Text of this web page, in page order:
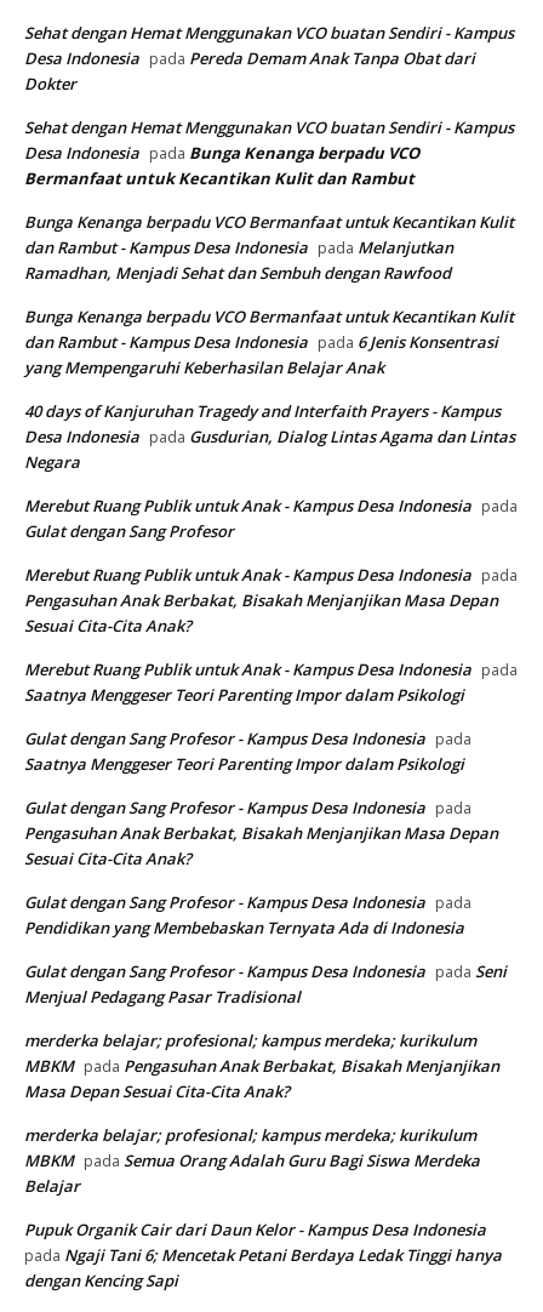
Sehat dengan Hemat Menggunakan VCO buatan Sendiri - Kampus
Desa Indonesia pada Pereda Demam Anak Tanpa Obat dari
Dokter
Sehat dengan Hemat Menggunakan VCO buatan Sendiri - Kampus
Desa Indonesia pada Bunga Kenanga berpadu VCO
Bermanfaat untuk Kecantikan Kulit dan Rambut
Bunga Kenanga berpadu VCO Bermanfaat untuk Kecantikan Kulit
dan Rambut - Kampus Desa Indonesia pada Melanjutkan
Ramadhan, Menjadi Sehat dan Sembuh dengan Rawfood
Bunga Kenanga berpadu VCO Bermanfaat untuk Kecantikan Kulit
dan Rambut - Kampus Desa Indonesia pada 6 Jenis Konsentrasi
yang Mempengaruhi Keberhasilan Belajar Anak
40 days of Kanjuruhan Tragedy and Interfaith Prayers - Kampus
Desa Indonesia pada Gusdurian, Dialog Lintas Agama dan Lintas
Negara
Merebut Ruang Publik untuk Anak - Kampus Desa Indonesia pada
Gulat dengan Sang Profesor
Merebut Ruang Publik untuk Anak - Kampus Desa Indonesia pada
Pengasuhan Anak Berbakat, Bisakah Menjanjikan Masa Depan
Sesuai Cita-Cita Anak?
Merebut Ruang Publik untuk Anak - Kampus Desa Indonesia pada
Saatnya Menggeser Teori Parenting Impor dalam Psikologi
Gulat dengan Sang Profesor - Kampus Desa Indonesia pada
Saatnya Menggeser Teori Parenting Impor dalam Psikologi
Gulat dengan Sang Profesor - Kampus Desa Indonesia pada
Pengasuhan Anak Berbakat, Bisakah Menjanjikan Masa Depan
Sesuai Cita-Cita Anak?
Gulat dengan Sang Profesor - Kampus Desa Indonesia pada
Pendidikan yang Membebaskan Ternyata Ada di Indonesia
Gulat dengan Sang Profesor - Kampus Desa Indonesia pada Seni
Menjual Pedagang Pasar Tradisional
merderka belajar; profesional; kampus merdeka; kurikulum
MBKM pada Pengasuhan Anak Berbakat, Bisakah Menjanjikan
Masa Depan Sesuai Cita-Cita Anak?
merderka belajar; profesional; kampus merdeka; kurikulum
MBKM pada Semua Orang Adalah Guru Bagi Siswa Merdeka
Belajar
Pupuk Organik Cair dari Daun Kelor - Kampus Desa Indonesia
pada Ngaji Tani 6; Mencetak Petani Berdaya Ledak Tinggi hanya
dengan Kencing Sapi